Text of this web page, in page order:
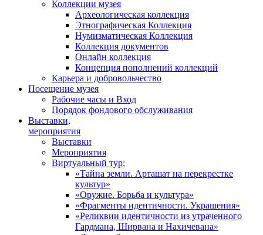
Коллекции музея
Археологическая коллекция
Этнографическая Коллекция
Нумизматическая Коллекция
Коллекция документов
Онлайн коллекция
Концепция пополнений коллекций
Карьера и добровольчество
Посещение музея
Рабочие часы и Вход
Порядок фондового обслуживания
Выставки,
мероприятия
Выставки
Мероприятия
Виртуальный тур:
«Тайна земли. Арташат на перекрестке
культур»
«Оружие. Борьба и культура»
«Фрагменты идентичности. Украшения»
«Реликвии идентичности из утраченного
Гардмана, Ширвана и Нахичевана»